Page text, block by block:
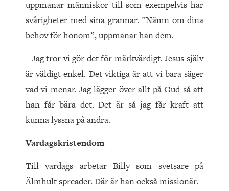
uppmanar människor till som exempelvis har
svårigheter med sina grannar. ”Nämn om dina
behov för honom”, uppmanar han dem.
– Jag tror vi gör det för märkvärdigt. Jesus själv
är väldigt enkel. Det viktiga är att vi bara säger
vad vi menar. Jag lägger över allt på Gud så att
han får bära det. Det är så jag får kraft att
kunna lyssna på andra.
Vardagskristendom
Till vardags arbetar Billy som svetsare på
Älmhult spreader. Där är han också missionär.